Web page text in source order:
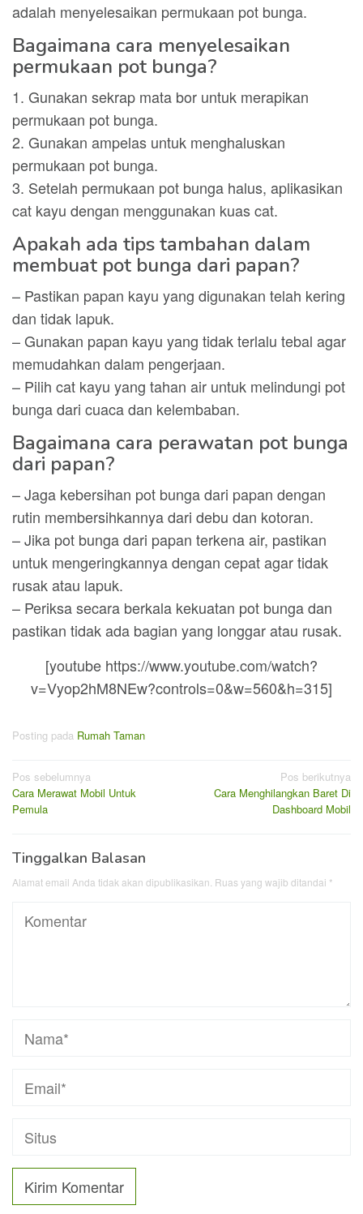
adalah menyelesaikan permukaan pot bunga.
Bagaimana cara menyelesaikan
permukaan pot bunga?
1. Gunakan sekrap mata bor untuk merapikan
permukaan pot bunga.
2. Gunakan ampelas untuk menghaluskan
permukaan pot bunga.
3. Setelah permukaan pot bunga halus, aplikasikan
cat kayu dengan menggunakan kuas cat.
Apakah ada tips tambahan dalam
membuat pot bunga dari papan?
– Pastikan papan kayu yang digunakan telah kering
dan tidak lapuk.
– Gunakan papan kayu yang tidak terlalu tebal agar
memudahkan dalam pengerjaan.
– Pilih cat kayu yang tahan air untuk melindungi pot
bunga dari cuaca dan kelembaban.
Bagaimana cara perawatan pot bunga
dari papan?
– Jaga kebersihan pot bunga dari papan dengan
rutin membersihkannya dari debu dan kotoran.
– Jika pot bunga dari papan terkena air, pastikan
untuk mengeringkannya dengan cepat agar tidak
rusak atau lapuk.
– Periksa secara berkala kekuatan pot bunga dan
pastikan tidak ada bagian yang longgar atau rusak.
[youtube https://www.youtube.com/watch?
v=Vyop2hM8NEw?controls=0&w=560&h=315]
Posting pada Rumah Taman
Navigasi
pos
Pos sebelumnya
Cara Merawat Mobil Untuk
Pemula
Pos berikutnya
Cara Menghilangkan Baret Di
Dashboard Mobil
Tinggalkan Balasan
Alamat email Anda tidak akan dipublikasikan. Ruas yang wajib ditandai *